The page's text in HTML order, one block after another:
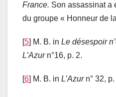
France. Son assassinat a
du groupe « Honneur de
[5] M. B. in Le désespoir
L’Azurn°16, p. 2.
[6] M. B. in L’Azurn° 32, p.